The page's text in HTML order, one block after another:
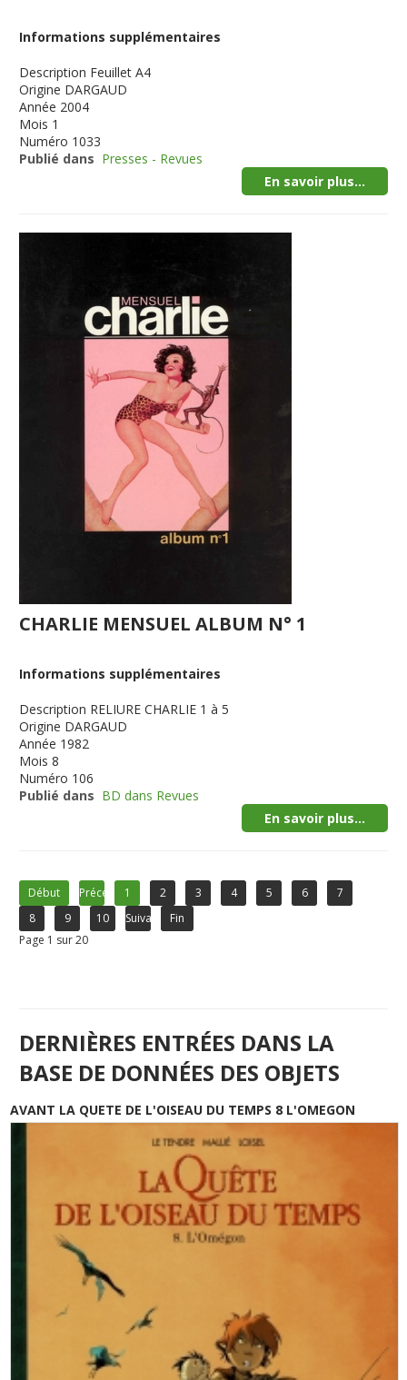
Informations supplémentaires
Description Feuillet A4
Origine DARGAUD
Année 2004
Mois 1
Numéro 1033
Publié dans Presses - Revues
En savoir plus...
CHARLIE MENSUEL ALBUM N° 1
Informations supplémentaires
Description RELIURE CHARLIE 1 à 5
Origine DARGAUD
Année 1982
Mois 8
Numéro 106
Publié dans BD dans Revues
En savoir plus...
Début Précédent1 2 3 4 5 6
7
8
9 10 Suivant
Fin
Page 1 sur 20
DERNIÈRES ENTRÉES DANS LA
BASE DE DONNÉES DES OBJETS
AVANT LA QUETE DE L'OISEAU DU TEMPS 8 L'OMEGON